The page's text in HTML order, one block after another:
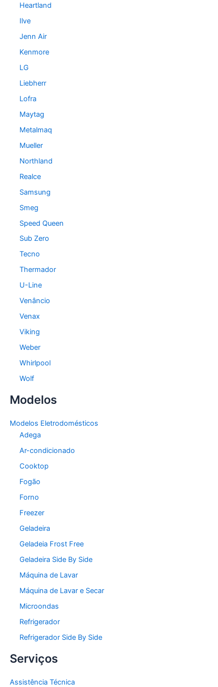
Heartland
Ilve
Jenn Air
Kenmore
LG
Liebherr
Lofra
Maytag
Metalmaq
Mueller
Northland
Realce
Samsung
Smeg
Speed Queen
Sub Zero
Tecno
Thermador
U-Line
Venâncio
Venax
Viking
Weber
Whirlpool
Wolf
Modelos
Modelos Eletrodomésticos
Adega
Ar-condicionado
Cooktop
Fogão
Forno
Freezer
Geladeira
Geladeia Frost Free
Geladeira Side By Side
Máquina de Lavar
Máquina de Lavar e Secar
Microondas
Refrigerador
Refrigerador Side By Side
Serviços
Assistência Técnica